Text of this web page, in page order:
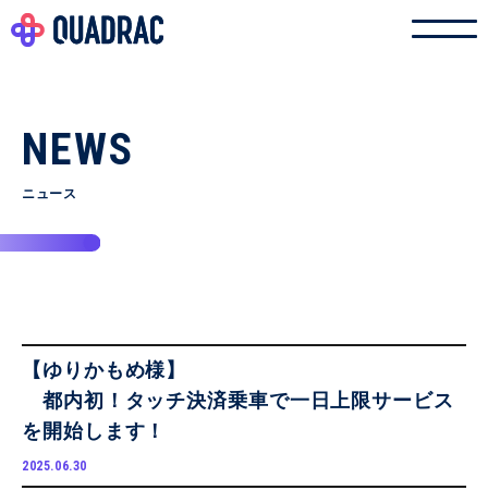
NEWS
ニュース
【ゆりかもめ様】
都内初！タッチ決済乗車で一日上限サービス
を開始します！
2025.06.30